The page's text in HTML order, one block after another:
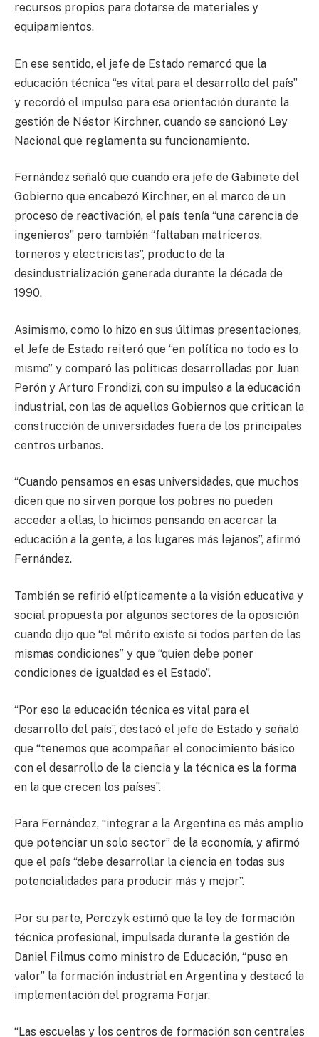
recursos propios para dotarse de materiales y
equipamientos.
En ese sentido, el jefe de Estado remarcó que la
educación técnica “es vital para el desarrollo del país”
y recordó el impulso para esa orientación durante la
gestión de Néstor Kirchner, cuando se sancionó Ley
Nacional que reglamenta su funcionamiento.
Fernández señaló que cuando era jefe de Gabinete del
Gobierno que encabezó Kirchner, en el marco de un
proceso de reactivación, el país tenía “una carencia de
ingenieros” pero también “faltaban matriceros,
torneros y electricistas”, producto de la
desindustrialización generada durante la década de
1990.
Asimismo, como lo hizo en sus últimas presentaciones,
el Jefe de Estado reiteró que “en política no todo es lo
mismo” y comparó las políticas desarrolladas por Juan
Perón y Arturo Frondizi, con su impulso a la educación
industrial, con las de aquellos Gobiernos que critican la
construcción de universidades fuera de los principales
centros urbanos.
“Cuando pensamos en esas universidades, que muchos
dicen que no sirven porque los pobres no pueden
acceder a ellas, lo hicimos pensando en acercar la
educación a la gente, a los lugares más lejanos”, afirmó
Fernández.
También se refirió elípticamente a la visión educativa y
social propuesta por algunos sectores de la oposición
cuando dijo que “el mérito existe si todos parten de las
mismas condiciones” y que “quien debe poner
condiciones de igualdad es el Estado”.
“Por eso la educación técnica es vital para el
desarrollo del país”, destacó el jefe de Estado y señaló
que “tenemos que acompañar el conocimiento básico
con el desarrollo de la ciencia y la técnica es la forma
en la que crecen los países”.
Para Fernández, “integrar a la Argentina es más amplio
que potenciar un solo sector” de la economía, y afirmó
que el país “debe desarrollar la ciencia en todas sus
potencialidades para producir más y mejor”.
Por su parte, Perczyk estimó que la ley de formación
técnica profesional, impulsada durante la gestión de
Daniel Filmus como ministro de Educación, “puso en
valor” la formación industrial en Argentina y destacó la
implementación del programa Forjar.
“Las escuelas y los centros de formación son centrales